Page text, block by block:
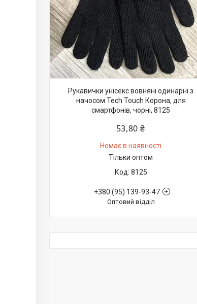
Рукавички унісекс вовняні одинарні з
начосом Tech Touch Корона, для
смартфонів, чорні, 8125
53,80 ₴
Немає в наявності
Тільки оптом
8125
+380 (95) 139-93-47
Оптовий відділ